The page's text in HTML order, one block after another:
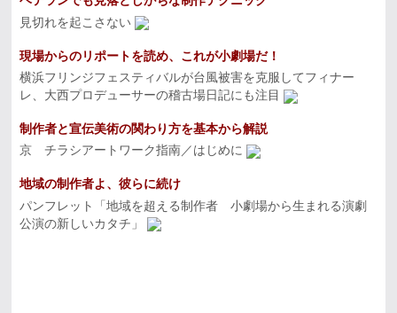
見切れを起こさない
現場からのリポートを読め、これが小劇場だ！
横浜フリンジフェスティバルが台風被害を克服してフィナー
レ、大西プロデューサーの稽古場日記にも注目
制作者と宣伝美術の関わり方を基本から解説
京 チラシアートワーク指南／はじめに
地域の制作者よ、彼らに続け
パンフレット「地域を超える制作者 小劇場から生まれる演劇
公演の新しいカタチ」